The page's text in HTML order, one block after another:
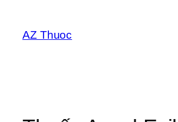
phầnAZ Thuoc